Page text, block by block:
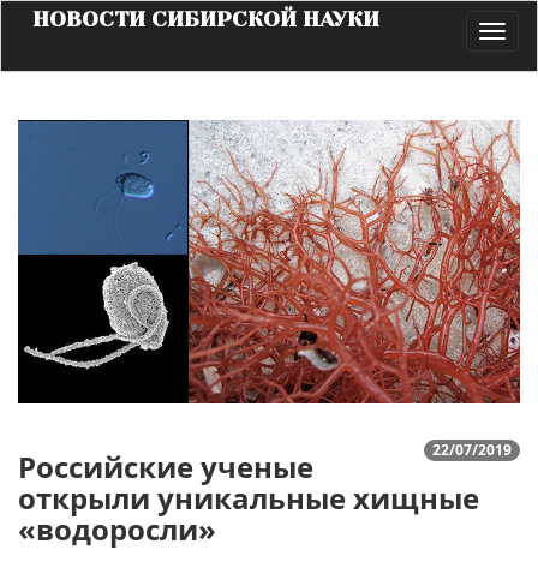
НОВОСТИ СИБИРСКОЙ НАУКИ
22/07/2019
Российские ученые
открыли уникальные хищные
«водоросли»